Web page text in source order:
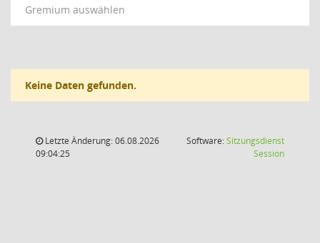
Gremium auswählen
Keine Daten gefunden.
Letzte Änderung: 06.08.2026
09:04:25
Software:Sitzungsdienst
Session(Wird in